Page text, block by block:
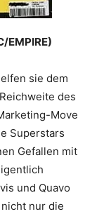
EMPIRE)
sie dem
des
Move
Superstars
Gefallen mit
und Quavo
nur die